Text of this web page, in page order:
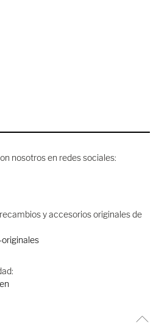
nosotros en redes sociales:
y accesorios originales de